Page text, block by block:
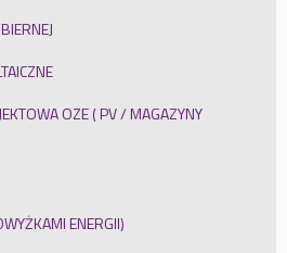
OZE ( PV / MAGAZYNY
ENERGII)